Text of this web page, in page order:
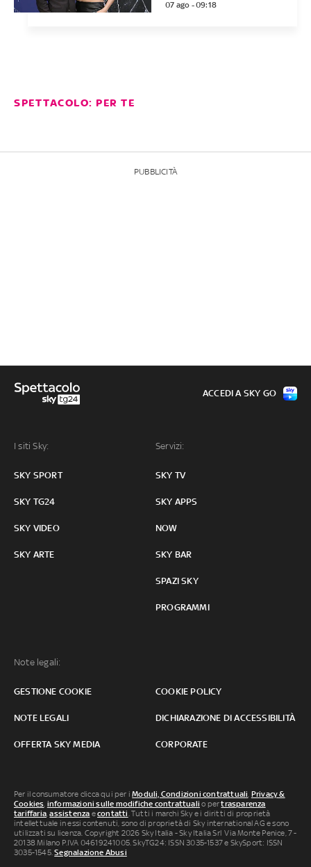
07 ago - 09:18
SPETTACOLO: PER TE
PUBBLICITÀ
I siti Sky:
SKY SPORT
SKY TG24
SKY VIDEO
SKY ARTE
Servizi:
SKY TV
SKY APPS
NOW
SKY BAR
SPAZI SKY
PROGRAMMI
Note legali:
GESTIONE COOKIE COOKIE POLICY
NOTE LEGALI DICHIARAZIONE DI ACCESSIBILITÀ
OFFERTA SKY MEDIA CORPORATE
ACCEDI A SKY GO
Per il consumatore clicca qui per iModuli, Condizioni contrattuali, Privacy &
Cookies, informazioni sulle modifiche contrattuali o pertrasparenza
tariffaria,assistenza econtatti. Tutti i marchi Sky e i diritti di proprietà
intellettuale in essi contenuti, sono di proprietà di Sky international AG e sono
utilizzati su licenza. Copyright 2026 Sky Italia - Sky Italia Srl Via Monte Penice, 7 -
20138 Milano P.IVA 04619241005. SkyTG24: ISSN 3035-1537 e SkySport: ISSN
3035-1545.Segnalazione Abusi